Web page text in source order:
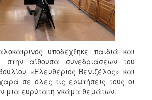
υποδέχθηκε παιδιά και
στην αίθουσα συνεδριάσεων του
«Ελευθέριος Βενιζέλος» και
σε όλες τις ερωτήσεις τους οι
μια ευρύτατη γκάμα θεμάτων.